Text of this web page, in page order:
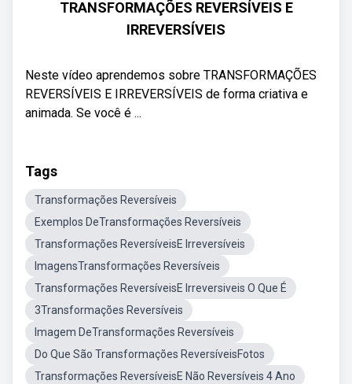
TRANSFORMAÇÕES REVERSÍVEIS E
IRREVERSÍVEIS
Neste vídeo aprendemos sobre TRANSFORMAÇÕES
REVERSÍVEIS E IRREVERSÍVEIS de forma criativa e
animada. Se você é ...
Tags
Transformações Reversíveis
Exemplos DeTransformações Reversíveis
Transformações ReversíveisE Irreversíveis
ImagensTransformações Reversíveis
Transformações ReversíveisE Irreversiveis O Que É
3Transformações Reversíveis
Imagem DeTransformações Reversíveis
Do Que São Transformações ReversíveisFotos
Transformações ReversíveisE Não Reversíveis 4 Ano